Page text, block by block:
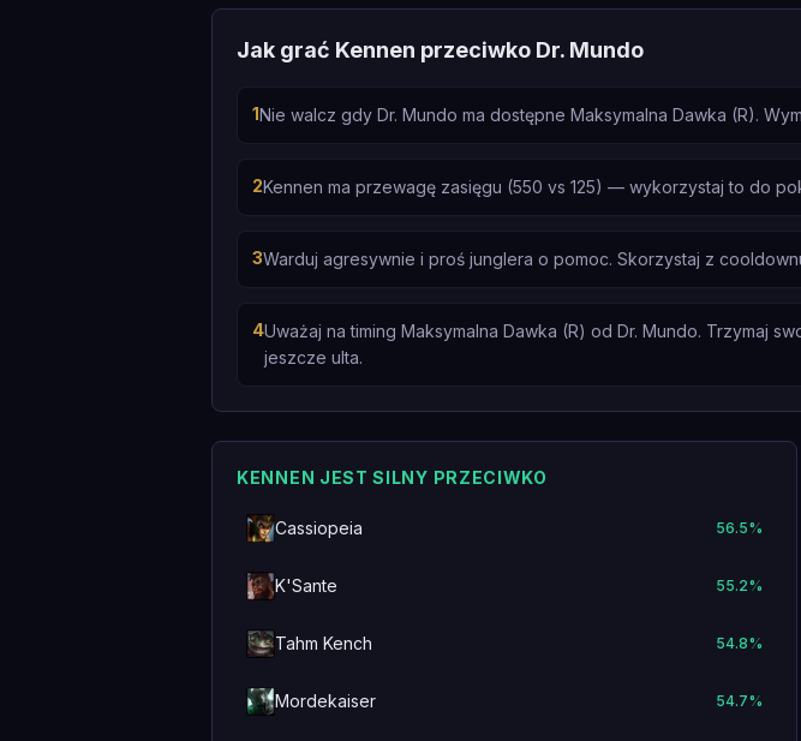
Jak grać Kennen przeciwko Dr. Mundo
1Nie walcz gdy Dr. Mundo ma dostępne Maksymalna Dawka (R).
2Kennen ma przewagę zasięgu (550 vs 125) — wykorzystaj to do
3Warduj agresywnie i proś junglera o pomoc. Skorzystaj z
4Uważaj na timing Maksymalna Dawka (R) od Dr. Mundo. Trzymaj
jeszcze ulta.
KENNEN JEST SILNY PRZECIWKO
Cassiopeia 56.5%
K'Sante 55.2%
Tahm Kench 54.8%
Mordekaiser 54.7%